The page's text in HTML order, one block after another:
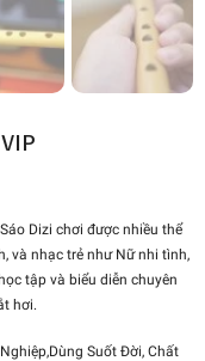
Sáo Dizi chơi được nhiều thể
và nhạc trẻ như Nữ nhi tình,
tập và biểu diễn chuyên
hơi.
Suốt Đời, Chất